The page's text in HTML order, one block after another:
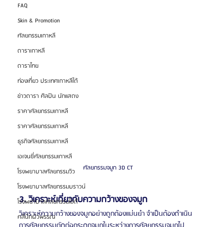
FAQ
Skin & Promotion
ศัลยกรรมเกาหลี
ดาราเกาหลี
ดาราไทย
ท่องเที่ยว ประเทศเกาหลีใต้
ข่าวดารา ศิลปิน นักแสดง
ราคาศัลยกรรมเกาหลี
ราคาศัลยกรรมเกาหลี
ธุรกิจศัลยกรรมเกาหลี
เอเจนซี่ศัลยกรรมเกาหลี
โรงพยาบาลศัลยกรรมวิว
โรงพยาบาลศัลยกรรมบราวน์
โรงพยาบาลศัลยกรรมไอดี
คลินิกผิวพรรณ
ศัลยกรรมจมูก 3D CT
3. วิเคราะห์เกี่ยวกับความกว้างของจมูก
วิเคราะห์ความกว้างของจมูกอย่างถูกต้องแม่นยำ จำเป็นต้องดำเนิน